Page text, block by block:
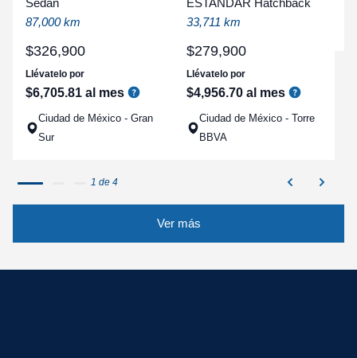
Sedan
87,000 km
$326,900
Llévatelo por
$6,705.81 al mes
Ciudad de México - Gran
Sur
ESTANDAR Hatchback
33,711 km
$279,900
Llévatelo por
$4,956.70 al mes
Ciudad de México - Torre
BBVA
1 de 4
Ver más